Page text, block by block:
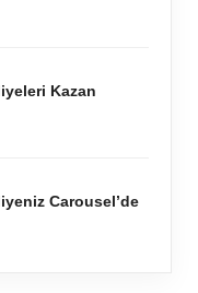
Kazan
Carousel’de